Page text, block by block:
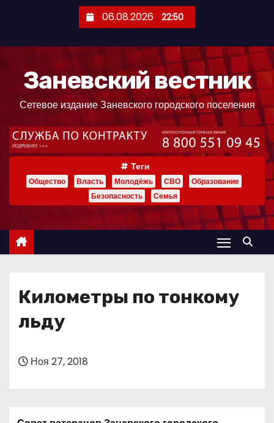
ж
06.08.2026 22:50
Заневский вестник
Сетевое издание Заневского городского поселения
Теги
Общество Власть Молодёжь СВО
Образование
Безопасность
Семья
Километры по тонкому
льду
Ноя 27, 2018